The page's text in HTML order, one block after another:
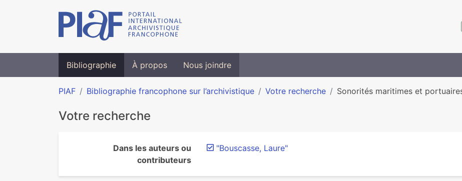
Bibliographie À propos Nous joindre
PIAF Bibliographie francophone sur l’archivistique Votre recherche Sonorités maritimes et
Votre recherche
Dans les auteurs ou
contributeurs
"Bouscasse, Laure"